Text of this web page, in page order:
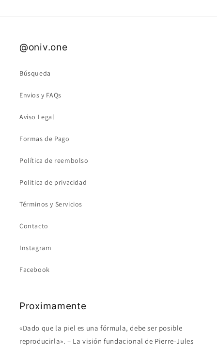
@oniv.one
Búsqueda
Envios y FAQs
Aviso Legal
Formas de Pago
Política de reembolso
Politica de privacidad
Términos y Servicios
Contacto
Instagram
Facebook
Proximamente
«Dado que la piel es una fórmula, debe ser posible
reproducirla». – La visión fundacional de Pierre-Jules